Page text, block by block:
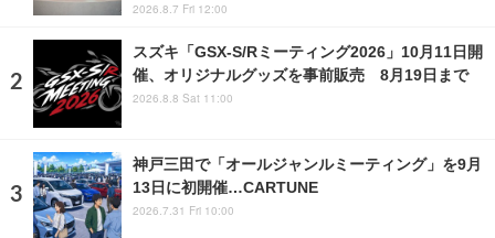
2026.8.7 Fri 12:00
スズキ「GSX-S/Rミーティング2026」10月11日開
催、オリジナルグッズを事前販売 8月19日まで
2026.8.8 Sat 11:00
神戸三田で「オールジャンルミーティング」を9月
13日に初開催…CARTUNE
2026.7.31 Fri 10:00